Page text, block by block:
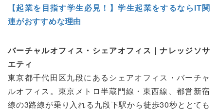
【起業を目指す学生必見！】学生起業をするならIT関
連がおすすめな理由
バーチャルオフィス・シェアオフィス｜ナレッジソサ
エティ
東京都千代田区九段にあるシェアオフィス・バーチャ
ルオフィス。東京メトロ半蔵門線・東西線、都営新宿
線の3路線が乗り入れる九段下駅から徒歩30秒ととても